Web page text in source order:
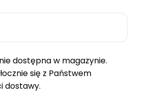
dostępna w magazynie.
się z Państwem
dostawy.